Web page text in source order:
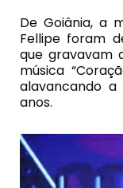
De Goiânia, a
Fellipe foram
que gravavam
música
alavancando
anos.